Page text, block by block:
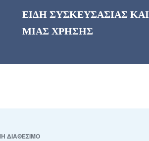
ΕΙΔΗ ΣΥΣΚΕΥΣΑΣΙΑΣ ΚΑΙ
ΜΙΑΣ ΧΡΗΣΗΣ
ΔΙΑΘΕΣΙΜΟ